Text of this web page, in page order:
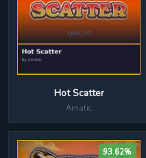
Hot Scatter
Amatic
93.62%